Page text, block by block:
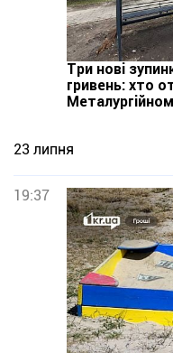
Три нові
гривень: хто
23 липня
19:37